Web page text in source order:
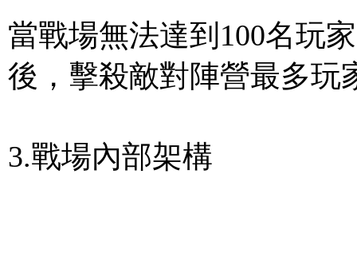
當戰場無法達到100名玩
後，擊殺敵對陣營最多玩
3.戰場內部架構